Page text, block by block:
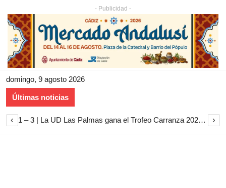
- Publicidad -
domingo, 9 agosto 2026
Últimas noticias
‹ 1 – 3 | La UD Las Palmas gana el Trofeo Carranza 2026 tras imponerse al Cádiz CF ›